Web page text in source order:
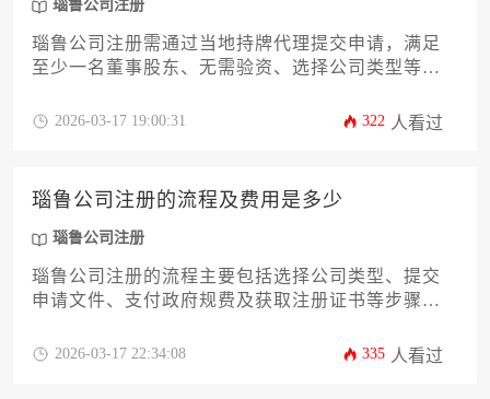
瑙鲁公司注册
瑙鲁公司注册需通过当地持牌代理提交申请，满足
至少一名董事股东、无需验资、选择公司类型等条
书获取，通常可在数周内完成。
2026-03-17 19:00:31 322 人看过
瑙鲁公司注册的流程及费用是多少
瑙鲁公司注册
瑙鲁公司注册的流程主要包括选择公司类型、提交
申请文件、支付政府规费及获取注册证书等步骤，
府收费、注册地址与代理服务费等。
2026-03-17 22:34:08 335 人看过